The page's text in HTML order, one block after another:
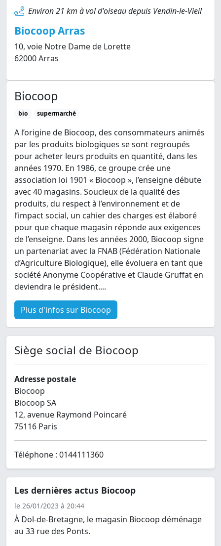
Environ 21 km à vol d'oiseau depuis Vendin-le-Vieil
Biocoop Arras
10, voie Notre Dame de Lorette
62000 Arras
Biocoop
bio supermarché
A l’origine de Biocoop, des consommateurs animés
par les produits biologiques se sont regroupés
pour acheter leurs produits en quantité, dans les
années 1970. En 1986, ce groupe crée une
association loi 1901 « Biocoop », l’enseigne débute
avec 40 magasins. Soucieux de la qualité des
produits, du respect à l’environnement et de
l’impact social, un cahier des charges est élaboré
pour que chaque magasin réponde aux exigences
de l’enseigne. Dans les années 2000, Biocoop signe
un partenariat avec la FNAB (Fédération Nationale
d’Agriculture Biologique), elle évoluera en tant que
société Anonyme Coopérative et Claude Gruffat en
deviendra le président....
Plus d'infos sur Biocoop
Siège social de Biocoop
Adresse postale
Biocoop
Biocoop SA
12, avenue Raymond Poincaré
75116 Paris
Téléphone : 0144111360
Les dernières actus Biocoop
le 26/01/2023 à 20:44
À Dol-de-Bretagne, le magasin Biocoop déménage
au 33 rue des Ponts.